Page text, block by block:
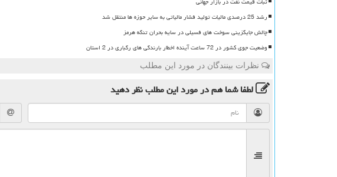
رشد 25 درصدی مالیات تولید فشار مالیاتی به سایر حوزه ها منتقل شد
چالش جایگزینی سوخت های فسیلی در سایه بحران تنگه هرمز
وضعیت جوی کشور در 72 ساعت آینده اخطار بارندگی های رگباری در 2 استان
نظرات بینندگان در مورد این مطلب
لطفا شما همدر مورد این مطلبنظر دهید